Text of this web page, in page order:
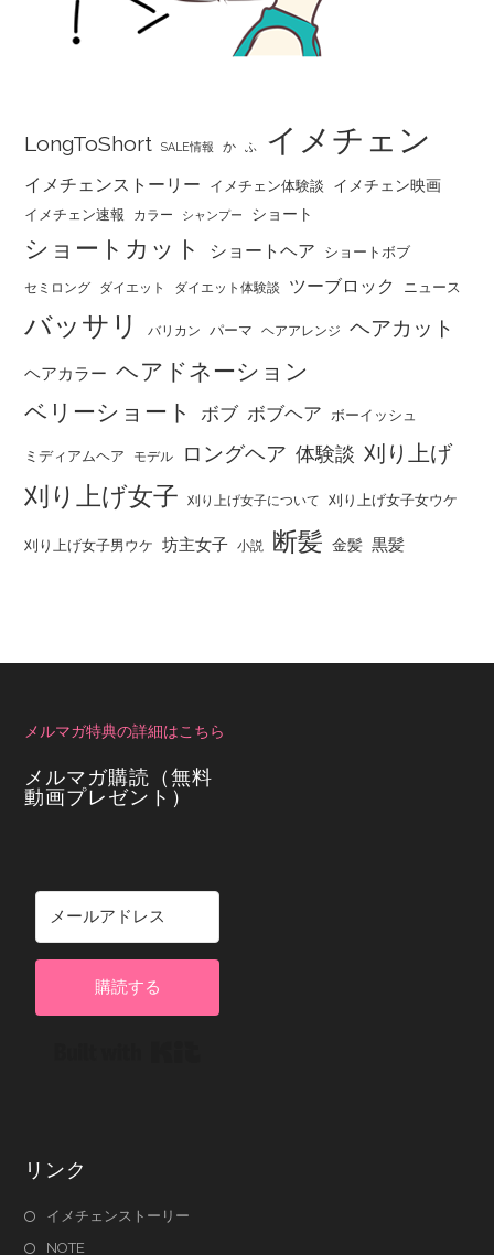
LongToShort SALE情報 か ふ イメチェン
イメチェンストーリー イメチェン体験談 イメチェン映画
イメチェン速報 カラー シャンプー ショート
ショートカット ショートヘア ショートボブ
セミロング ダイエット ダイエット体験談 ツーブロック ニュース
バッサリ バリカン パーマ ヘアアレンジ ヘアカット
ヘアカラー ヘアドネーション
ベリーショート
ボブ ボブヘア ボーイッシュ
ミディアムヘア モデル ロングヘア 体験談 刈り上げ
刈り上げ女子 刈り上げ女子について 刈り上げ女子女ウケ
刈り上げ女子男ウケ 坊主女子 小説 断髪 金髪 黒髪
メルマガ特典の詳細はこちら
メルマガ購読（無料
動画プレゼント）
購読する
リンク
イメチェンストーリー
NOTE